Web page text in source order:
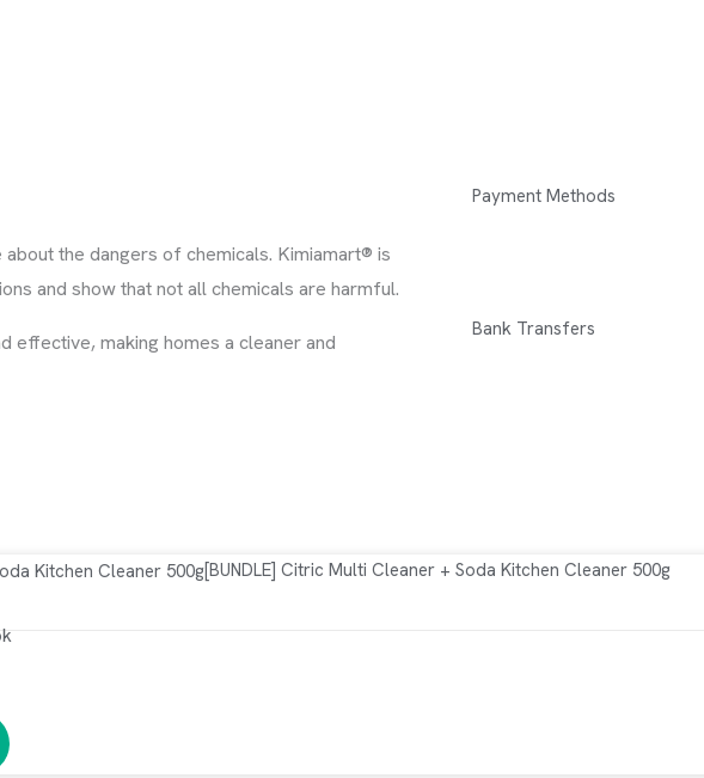
the dangers of chemicals. Kimiamart® is
and show that not all chemicals are harmful.
effective, making homes a cleaner and
Payment Methods
Bank Transfers
[BUNDLE] Citric Multi Cleaner + Soda Kitchen Cleaner 500g
Rp79.500.
+ Soda Kitchen Cleaner 500g